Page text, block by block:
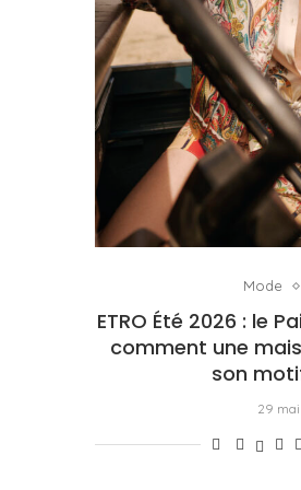
Mode
ETRO Été 2026 : le
comment une
son
29